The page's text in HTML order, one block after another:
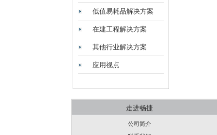
低值易耗品解决方案
在建工程解决方案
其他行业解决方案
应用视点
走进畅捷
公司简介